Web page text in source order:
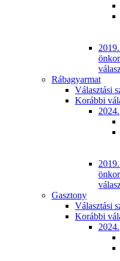
Rábagyarmat
Választási
Korábbi
2024.
Gasztony
Választási
Korábbi
2024.